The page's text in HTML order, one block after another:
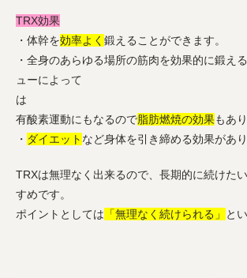
TRX効果
・体幹を効率よく 鍛えることができます。
・全身のあらゆる場所の筋肉を効果的に鍛え
ューによって
有酸素運動にもなるので脂肪燃焼の効果もあ
・ ダイエット など身体を引き締める効果があり
TRXは無理なく出来るので、長期的に続けた
すめです。
ポイントとしては 「無理なく続けられる」 と